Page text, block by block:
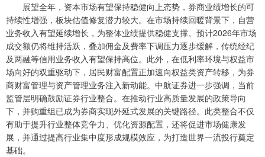
展望全年，资本市场有望保持稳健向上态势，券商业绩增长的可
持续性增强，板块估值修复潜力较大。在市场持续回暖背景下，自营
业务收入有望延续增长，为整体业绩提供稳健支撑。预计2026年市场
成交额仍将维持活跃，叠加佣金及费率下调压力逐步缓解，传统经纪
及两融等信用业务收入有望保持高位。此外，在低利率环境与权益市
场向好的双重驱动下，居民财富配置正加速向权益类资产转移，为券
商财富管理与资产管理业务注入新动能。中航证券进一步强调，当前
监管层明确鼓励证券行业整合。在推动行业高质量发展的政策导向
下，并购重组已成为券商实现外延式发展的关键路径。此类整合不仅
有助于提升行业整体竞争力、优化资源配置，还将促进市场健康发
展，并通过提高行业集中度形成规模效应，为打造世界一流投行奠定
基础。